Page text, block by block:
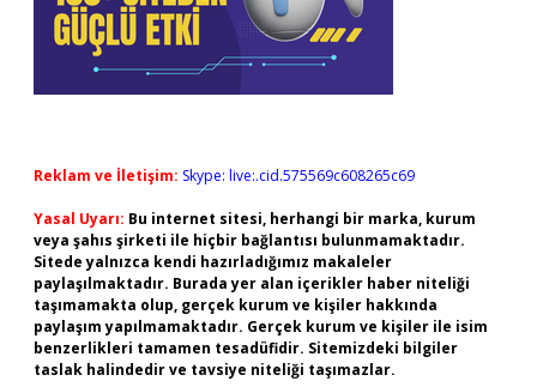
Reklam ve İletişim: Skype: live:.cid.575569c608265c69
Yasal Uyarı: Bu internet sitesi, herhangi bir marka, kurum
veya şahıs şirketi ile hiçbir bağlantısı bulunmamaktadır.
Sitede yalnızca kendi hazırladığımız makaleler
paylaşılmaktadır. Burada yer alan içerikler haber niteliği
taşımamakta olup, gerçek kurum ve kişiler hakkında
paylaşım yapılmamaktadır. Gerçek kurum ve kişiler ile isim
benzerlikleri tamamen tesadüfidir. Sitemizdeki bilgiler
taslak halindedir ve tavsiye niteliği taşımazlar.